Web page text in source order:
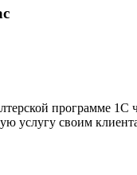
программе
услугу своим